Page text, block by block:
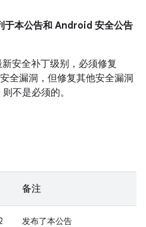
于本公告和 Android 安全公告
安全补丁级别，必须修复
全漏洞，但修复其他安全漏洞
不是必须的。
备注
发布了本公告